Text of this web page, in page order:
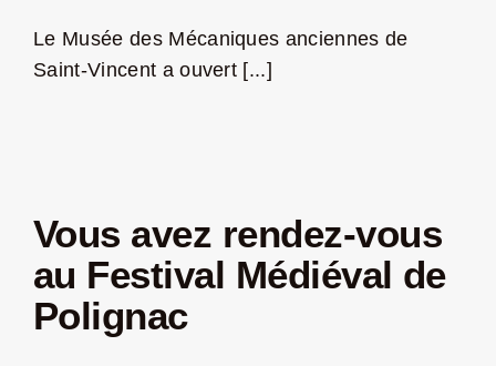
Le Musée des Mécaniques anciennes de
Saint-Vincent a ouvert [...]
Vous avez rendez-vous
au Festival Médiéval de
Polignac